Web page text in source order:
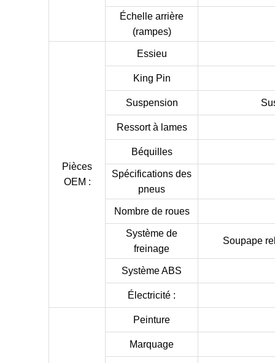
Échelle arrière
(rampes)
Pièces
OEM :
Essieu
King Pin
Suspension
Ressort à lames
Béquilles
Spécifications des
pneus
Nombre de roues
Système de
freinage
Soupape
Système ABS
Électricité :
Peinture
Marquage